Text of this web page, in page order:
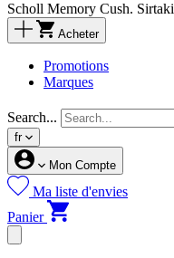
Scholl Memory Cush.
Acheter
Promotions
Marques
Search...
fr
Mon Compte
Ma liste d'envies
Panier